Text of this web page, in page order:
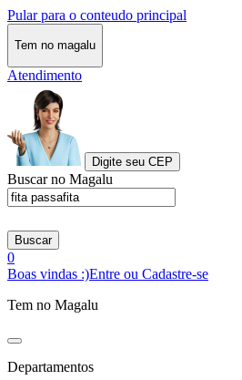
Pular para o conteudo principal
Tem no magalu
Atendimento
Digite seu CEP
Buscar no Magalu
Buscar
0
Boas vindas :)Entre ou Cadastre-se
Tem no Magalu
Departamentos